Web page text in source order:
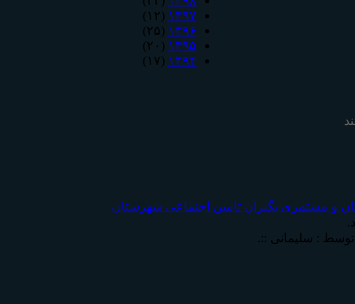
۱۳۹۷ (۱۲)
۱۳۹۶ (۲۵)
۱۳۹۵ (۲۰)
۱۳۹۴ (۱۷)
و مستمری بگیران تامين اجتماعی شهرستان